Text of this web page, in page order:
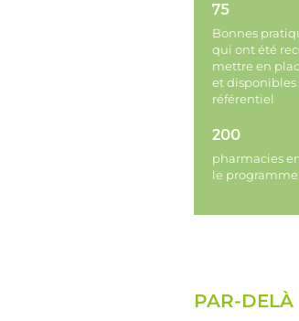
75
Bonnes
qui ont été
mettre en
et disponibles
référentiel
200
pharmacies
le
PAR-DELÀ